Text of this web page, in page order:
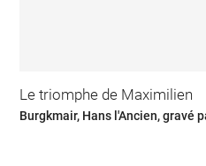
Le triomphe de Maximilien
Burgkmair, Hans l'Ancien, gravé